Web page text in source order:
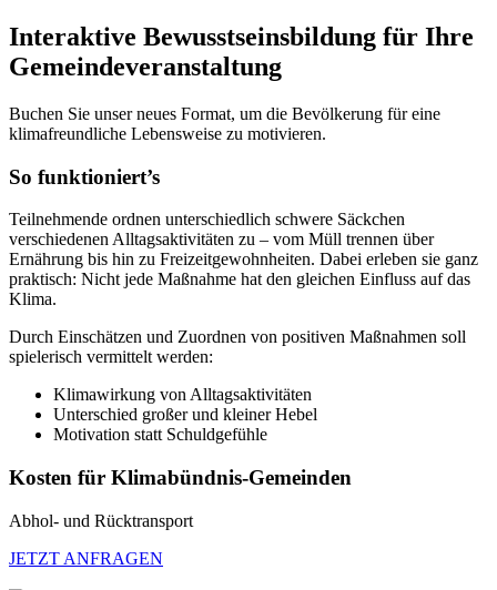
Interaktive Bewusstseinsbildung für Ihre
Gemeindeveranstaltung
Buchen Sie unser neues Format, um die Bevölkerung für eine
klimafreundliche Lebensweise zu motivieren.
So funktioniert’s
Teilnehmende ordnen unterschiedlich schwere Säckchen
verschiedenen Alltagsaktivitäten zu – vom Müll trennen über
Ernährung bis hin zu Freizeitgewohnheiten. Dabei erleben sie ganz
praktisch: Nicht jede Maßnahme hat den gleichen Einfluss auf das
Klima.
Durch Einschätzen und Zuordnen von positiven Maßnahmen soll
spielerisch vermittelt werden:
Klimawirkung von Alltagsaktivitäten
Unterschied großer und kleiner Hebel
Motivation statt Schuldgefühle
Kosten für Klimabündnis-Gemeinden
Abhol- und Rücktransport
JETZT ANFRAGEN